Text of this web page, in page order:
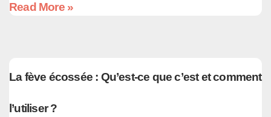
Read More »
La fève écossée : Qu’est-ce que c’est et comment
l’utiliser ?